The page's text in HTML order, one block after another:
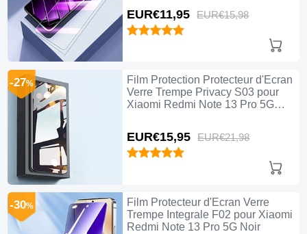
EUR€11,95 EUR€15,98
Film Protection Protecteur d'Ecran
Verre Trempe Privacy S03 pour
Xiaomi Redmi Note 13 Pro 5G
EUR€15,95 EUR€21,98
-27%
Film Protecteur d'Ecran Verre
Trempe Integrale F02 pour Xiaomi
Redmi Note 13 Pro 5G Noir
-30%